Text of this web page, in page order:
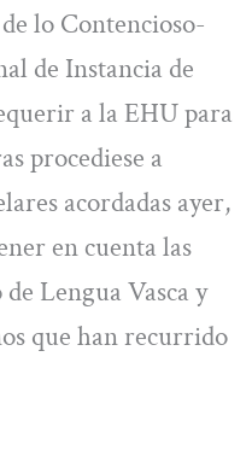
lo Contencioso-
de Instancia de
a la EHU para
procediese a
acordadas ayer,
en cuenta las
Lengua Vasca y
que han recurrido